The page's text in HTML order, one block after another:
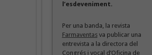
l’esdeveniment.
Per una banda, la revista
Farmaventasva publicar una
entrevista a la directora del
Congrés i vocal d’Oficina de